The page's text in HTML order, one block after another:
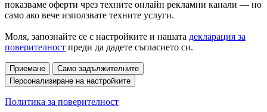
показваме оферти чрез техните онлайн рекламни канали — но
само ако вече използвате техните услуги.
Моля, запознайте се с настройките и нашата декларация за
поверителност преди да дадете съгласието си.
Приемане
Само задължителните
Персонализиране на настройките
Политика за поверителност